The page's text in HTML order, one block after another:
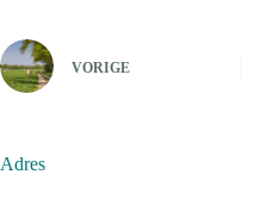
VORIGE
Adres